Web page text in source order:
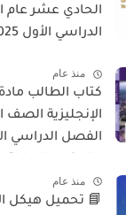
الحادي عشر عام
الدراسي الأول 2025-2026
منذ عام
كتاب الطالب مادة
الإنجليزية الصف
منذ عام
📘 تحميل هيكل